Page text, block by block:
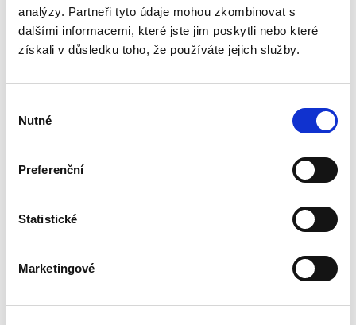
analýzy. Partneři tyto údaje mohou zkombinovat s
dalšími informacemi, které jste jim poskytli nebo které
získali v důsledku toho, že používáte jejich služby.
souhlasu
Nutné
Preferenční
Statistické
Marketingové
Tabulky a
schémata z obecné
části trestního
vydání
Jiří Říha
zpracováním navazuje na texty učebnic obecné